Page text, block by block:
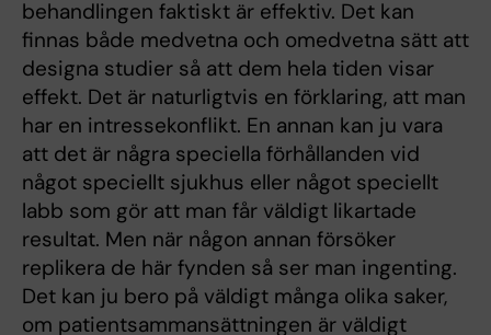
behandlingen faktiskt är effektiv. Det kan
finnas både medvetna och omedvetna sätt att
designa studier så att dem hela tiden visar
effekt. Det är naturligtvis en förklaring, att man
har en intressekonflikt. En annan kan ju vara
att det är några speciella förhållanden vid
något speciellt sjukhus eller något speciellt
labb som gör att man får väldigt likartade
resultat. Men när någon annan försöker
replikera de här fynden så ser man ingenting.
Det kan ju bero på väldigt många olika saker,
om patientsammansättningen är väldigt